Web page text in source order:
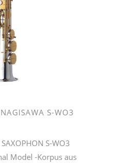
S-WO3
S-WO3
Model -Korpus aus